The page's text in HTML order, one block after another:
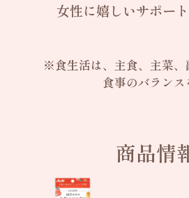
女性に嬉しいサポート
※食生活は、主食、主菜、
食事のバランス
商品情